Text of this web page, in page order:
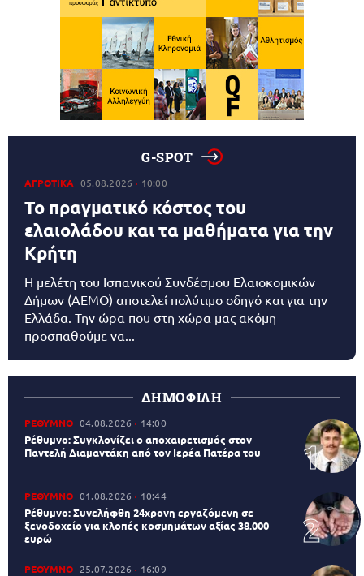
G-SPOT
ΑΓΡΟΤΙΚΑ 05.08.2026 10:00
Το πραγματικό κόστος του
ελαιολάδου και τα μαθήματα για την
Κρήτη
Η μελέτη του Ισπανικού Συνδέσμου Ελαιοκομικών
Δήμων (AEMO) αποτελεί πολύτιμο οδηγό και για την
Ελλάδα. Την ώρα που στη χώρα μας ακόμη
προσπαθούμε να...
ΔΗΜΟΦΙΛΗ
ΡΕΘΥΜΝΟ 04.08.2026 14:00
Ρέθυμνο: Συγκλονίζει ο αποχαιρετισμός στον
Παντελή Διαμαντάκη από τον Ιερέα Πατέρα του
ΡΕΘΥΜΝΟ 01.08.2026 10:44
Ρέθυμνο: Συνελήφθη 24χρονη εργαζόμενη σε
ξενοδοχείο για κλοπές κοσμημάτων αξίας 38.000
ευρώ
ΡΕΘΥΜΝΟ 25.07.2026 16:09